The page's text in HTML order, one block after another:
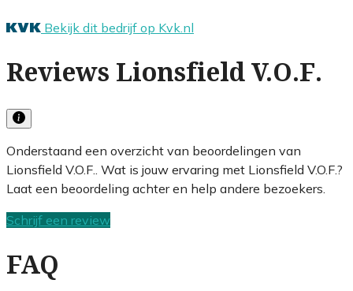
Bekijk dit bedrijf op Kvk.nl
Reviews Lionsfield V.O.F.
Onderstaand een overzicht van beoordelingen van
Lionsfield V.O.F.. Wat is jouw ervaring met Lionsfield V.O.F.?
Laat een beoordeling achter en help andere bezoekers.
Schrijf een review
FAQ